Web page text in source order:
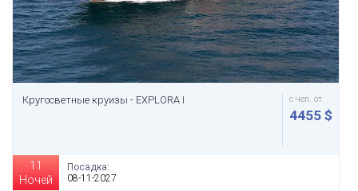
Кругосветные круизы - EXPLORA I с чел. от
4455 $
11
Ночей
Посадка:
08-11-2027